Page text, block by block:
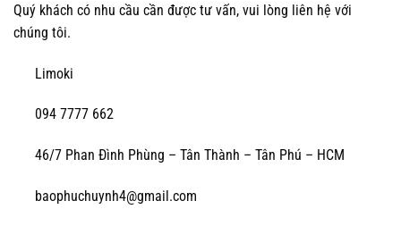
Quý khách có nhu cầu cần được tư vấn, vui lòng liên hệ với
chúng tôi.
Limoki
094 7777 662
46/7 Phan Đình Phùng – Tân Thành – Tân Phú – HCM
baophuchuynh4@gmail.com